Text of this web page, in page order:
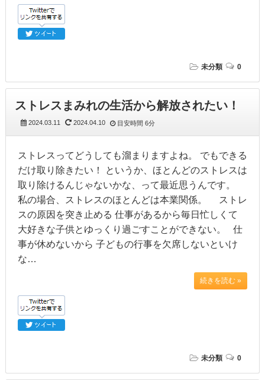
未分類 0
ストレスまみれの生活から解放されたい！
2024.03.11 2024.04.10 目安時間 6分
ストレスってどうしても溜まりますよね。 でもできる
だけ取り除きたい！ というか、ほとんどのストレスは
取り除けるんじゃないかな、って最近思うんです。
私の場合、ストレスのほとんどは本業関係。 ストレ
スの原因を突き止める 仕事があるから毎日忙しくて
大好きな子供とゆっくり過ごすことができない。 仕
事が休めないから 子どもの行事を欠席しないといけ
な…
続きを読む »
未分類 0